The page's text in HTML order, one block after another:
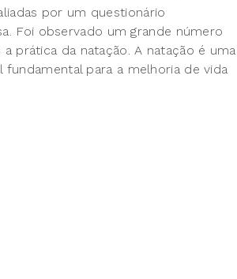
por um questionário
Foi observado um grande número
prática da natação. A natação é uma
para a melhoria de vida